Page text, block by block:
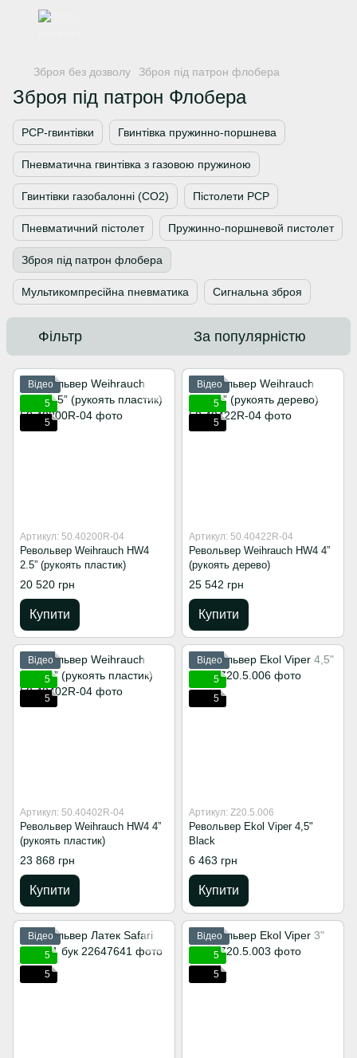
Зброя без дозволу Зброя під патрон флобера
Зброя під патрон Флобера
PCP-гвинтівки Гвинтівка пружинно-поршнева
Пневматична гвинтівка з газовою пружиною
Гвинтівки газобалонні (CO2) Пістолети PCP
Пневматичний пістолет Пружинно-поршневой пистолет
Зброя під патрон флобера
Мультикомпресійна пневматика Сигнальна зброя
Фільтр За популярністю
Відео
5
5
Артикул: 50.40200R-04
Револьвер Weihrauch HW4
2.5” (рукоять пластик)
20 520 грн
Купити
Відео
5
5
Артикул: 50.40422R-04
Револьвер Weihrauch HW4 4”
(рукоять дерево)
25 542 грн
Купити
Відео
5
5
Артикул: 50.40402R-04
Револьвер Weihrauch HW4 4”
(рукоять пластик)
23 868 грн
Купити
Відео
5
5
Артикул: Z20.5.006
Револьвер Ekol Viper 4,5"
Black
6 463 грн
Купити
Відео
5
5
Відео
5
5